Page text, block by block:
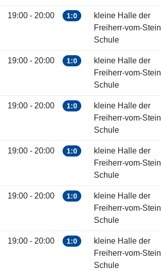
19:00 - 20:00 1:0
kleine Halle der
Freiherr-vom-Stein
Schule
19:00 - 20:00 1:0
kleine Halle der
Freiherr-vom-Stein
Schule
19:00 - 20:00 1:0
kleine Halle der
Freiherr-vom-Stein
Schule
19:00 - 20:00 1:0
kleine Halle der
Freiherr-vom-Stein
Schule
19:00 - 20:00 1:0
kleine Halle der
Freiherr-vom-Stein
Schule
19:00 - 20:00 1:0
kleine Halle der
Freiherr-vom-Stein
Schule